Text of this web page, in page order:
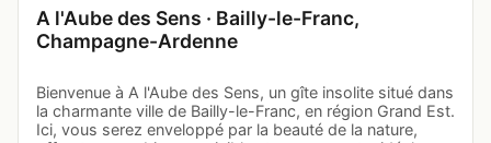
A l'Aube des Sens · Bailly-le-Franc,
Champagne-Ardenne
Bienvenue à A l'Aube des Sens, un gîte insolite situé dans
la charmante ville de Bailly-le-Franc, en région Grand Est.
Ici, vous serez enveloppé par la beauté de la nature,